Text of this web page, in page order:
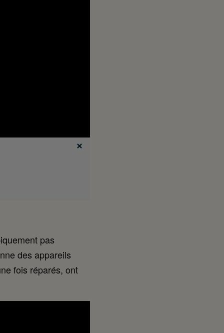
pas
des appareils
fois réparés, ont